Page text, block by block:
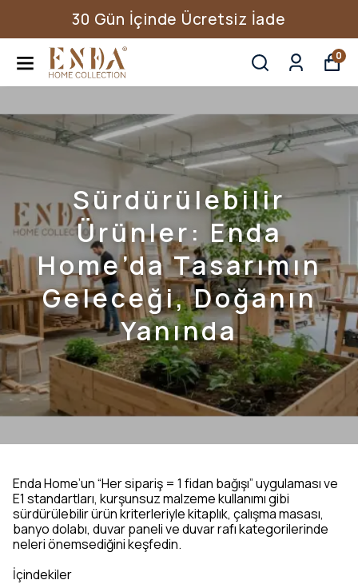
30 Gün İçinde Ücretsiz İade
0
Sürdürülebilir
Ürünler: Enda
Home’da Tasarımın
Geleceği, Doğanın
Yanında
Enda Home’un “Her sipariş = 1 fidan bağışı” uygulaması ve
E1 standartları, kurşunsuz malzeme kullanımı gibi
sürdürülebilir ürün kriterleriyle kitaplık, çalışma masası,
banyo dolabı, duvar paneli ve duvar rafı kategorilerinde
neleri önemsediğini keşfedin.
İçindekiler